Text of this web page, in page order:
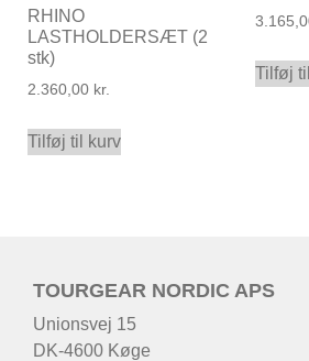
RHINO
LASTHOLDERSÆT (2
stk)
2.360,00 kr.
Tilføj til kurv
Tilføj
TOURGEAR NORDIC APS
Unionsvej 15
DK-4600 Køge